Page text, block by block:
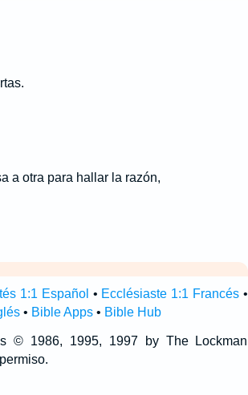
a otra para hallar la razón,
1:1 Español • Ecclésiaste 1:1 Francés•
• Bible Apps• Bible Hub
© 1986, 1995, 1997 by The Lockman